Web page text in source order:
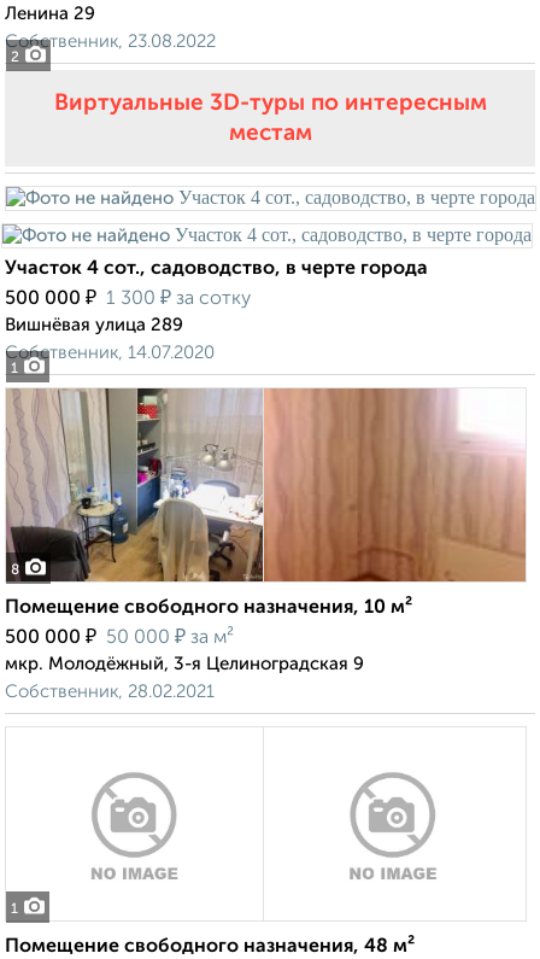
2
Ленина 29
Собственник, 23.08.2022
Виртуальные 3D-туры по интересным
местам
1
Участок 4 сот., садоводство, в черте города
500 000 ₽ 1 300 ₽ за сотку
Вишнёвая улица 289
Собственник, 14.07.2020
8
Помещение свободного назначения, 10 м²
500 000 ₽ 50 000 ₽ за м²
мкр. Молодёжный, 3-я Целиноградская 9
Собственник, 28.02.2021
1
Помещение свободного назначения, 48 м²